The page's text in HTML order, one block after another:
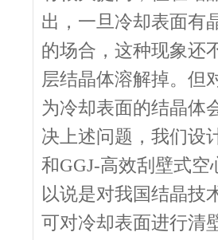
出，一旦冷却表面有
的场合，这种现象还
层结晶体溶解掉。但
为冷却表面的结晶体
决上述问题，我们设
和GGJ-高效刮壁式
以说是对我国结晶技
可对冷却表面进行清